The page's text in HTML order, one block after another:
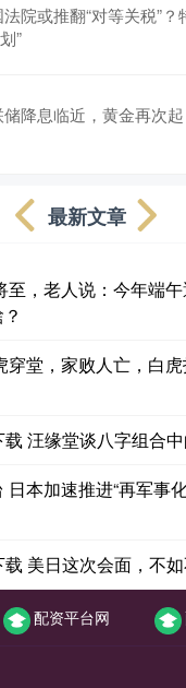
院或推翻“对等关税”？
”
降息临近，黄金再次起
最新文章
至，老人说：今年端
穿堂，家败人亡，白
汪缘堂谈八字组合
本加速推进“再军事
美日这次会面，不
配资平台网